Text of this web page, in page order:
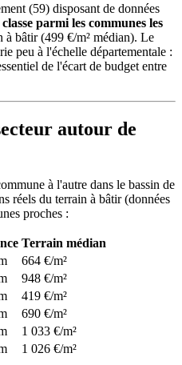
(59) disposant de données
parmi les communes les
bâtir (499 €/m² médian). Le
peu à l'échelle départementale :
de l'écart de budget entre
autour de
à l'autre dans le bassin de
réels du terrain à bâtir (données
proches :
Terrain médian
664 €/m²
948 €/m²
419 €/m²
690 €/m²
1 033 €/m²
1 026 €/m²